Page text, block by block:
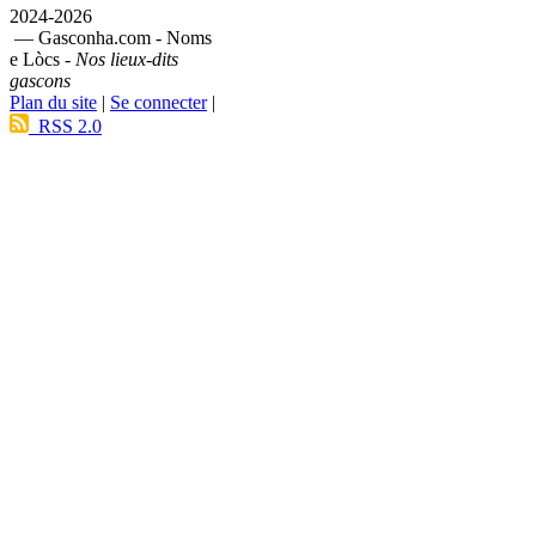
2024-2026
— Gasconha.com - Noms
e Lòcs - Nos lieux-dits
gascons
Plan du site | Se connecter|
RSS 2.0